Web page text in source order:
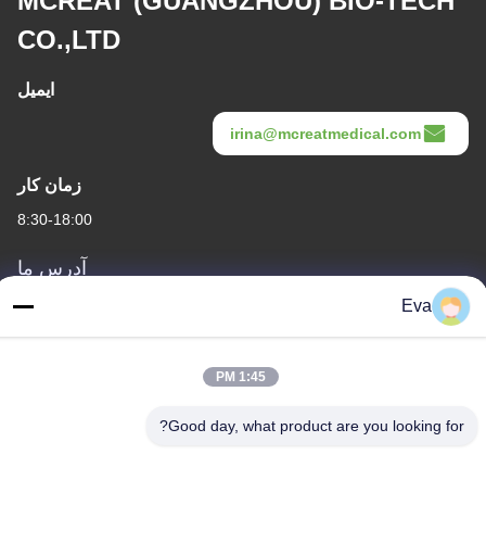
CO.,LTD
ایمیل
irina@mcreatmedical.com
زمان کار
8:30-18:00
آدرس ما
آدرس
طبقه سوم، B15 منطقه صنعتی Huachuang، Jinshan Cun، شهر Shiji،
منطقه Panyu، گوانگژو، گوانگدونگ چین
Eva
1:45 PM
Good day, what product are you looking for?